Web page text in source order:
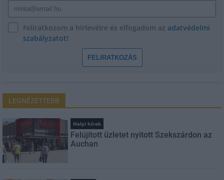
Feliratkozom a hírlevélre és elfogadom az adatvédelmi
szabályzatot!
FELIRATKOZÁS
LEGNÉZETTEBB
Helyi hírek
Felújított üzletet nyitott Szekszárdon az
Auchan